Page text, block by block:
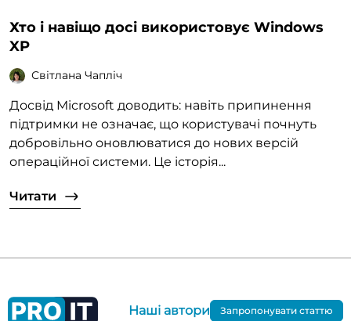
Хто і навіщо досі використовує Windows
XP
Світлана Чапліч
Досвід Microsoft доводить: навіть припинення
підтримки не означає, що користувачі почнуть
добровільно оновлюватися до нових версій
операційної системи. Це історія...
Читати
Наші автори Запропонувати статтю